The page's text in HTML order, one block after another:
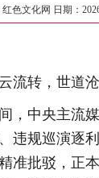
色文化网 日期：
流转，世道
，中央主流
违规巡演逐
准批驳，正